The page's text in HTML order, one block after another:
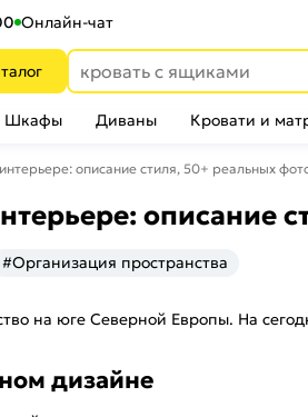
Онлайн-чат
Шкафы Диваны Кровати и
описание стиля, 50+ реальных
описание
#Организация пространства
на юге Северной Европы. На
дизайне